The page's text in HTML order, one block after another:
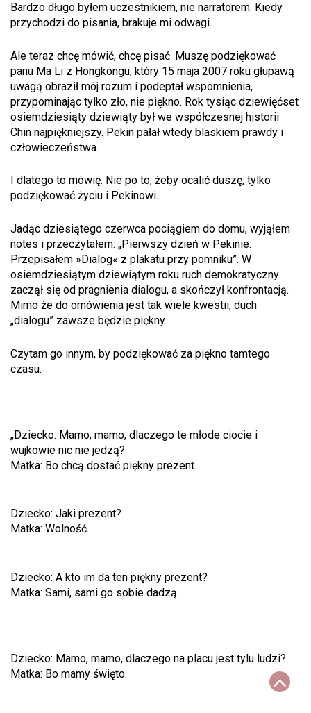
Bardzo długo byłem uczestnikiem, nie narratorem. Kiedy
przychodzi do pisania, brakuje mi odwagi.
Ale teraz chcę mówić, chcę pisać. Muszę podziękować
panu Ma Li z Hongkongu, który 15 maja 2007 roku głupawą
uwagą obraził mój rozum i podeptał wspomnienia,
przypominając tylko zło, nie piękno. Rok tysiąc dziewięćset
osiemdziesiąty dziewiąty był we współczesnej historii
Chin najpiękniejszy. Pekin pałał wtedy blaskiem prawdy i
człowieczeństwa.
I dlatego to mówię. Nie po to, żeby ocalić duszę, tylko
podziękować życiu i Pekinowi.
Jadąc dziesiątego czerwca pociągiem do domu, wyjąłem
notes i przeczytałem: „Pierwszy dzień w Pekinie.
Przepisałem »Dialog« z plakatu przy pomniku”. W
osiemdziesiątym dziewiątym roku ruch demokratyczny
zaczął się od pragnienia dialogu, a skończył konfrontacją.
Mimo że do omówienia jest tak wiele kwestii, duch
„dialogu” zawsze będzie piękny.
Czytam go innym, by podziękować za piękno tamtego
czasu.
„Dziecko: Mamo, mamo, dlaczego te młode ciocie i
wujkowie nic nie jedzą?
Matka: Bo chcą dostać piękny prezent.
Dziecko: Jaki prezent?
Matka: Wolność.
Dziecko: A kto im da ten piękny prezent?
Matka: Sami, sami go sobie dadzą.
Dziecko: Mamo, mamo, dlaczego na placu jest tylu ludzi?
Matka: Bo mamy święto.